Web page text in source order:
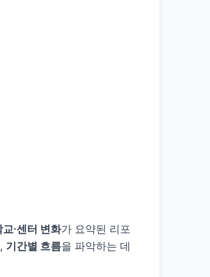
교·센터 변화가 요약된 리포
기간별 흐름을 파악하는 데